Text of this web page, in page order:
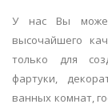
У нас Вы
высочайшего
только для
фартуки,
ванных комнат,